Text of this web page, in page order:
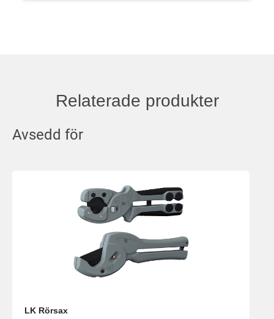
Relaterade produkter
Avsedd för
LK Rörsax